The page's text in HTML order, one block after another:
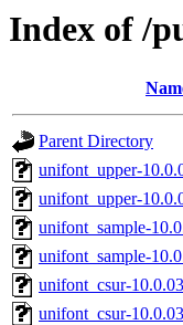
Index of /
Parent Directory
unifont_upper-
unifont_upper-
unifont_sample-
unifont_sample-
unifont_csur-
unifont_csur-